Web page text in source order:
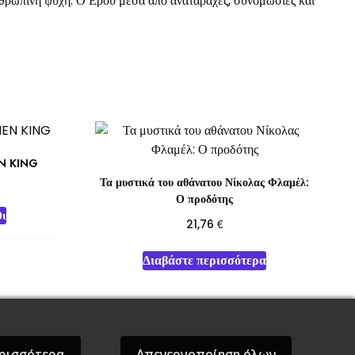
KING
Τα μυστικά του αθάνατου Νίκολας Φλαμέλ:
Ο προδότης
21,76 €
Διαβάστε περισσότερα